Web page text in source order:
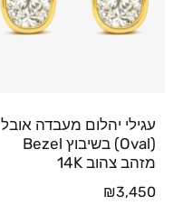
עגילי יהלום מעבדה אובל
(Oval) בשיבוץ Bezel
מזהב צהוב 14K
₪3,450